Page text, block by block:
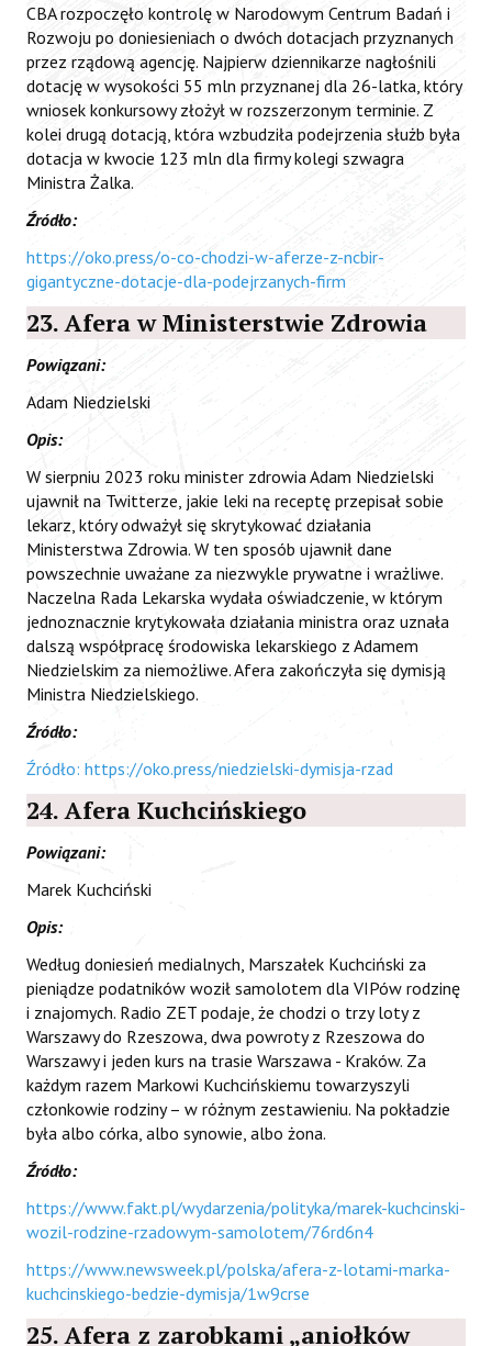
CBA rozpoczęło kontrolę w Narodowym Centrum Badań i
Rozwoju po doniesieniach o dwóch dotacjach przyznanych
przez rządową agencję. Najpierw dziennikarze nagłośnili
dotację w wysokości 55 mln przyznanej dla 26-latka, który
wniosek konkursowy złożył w rozszerzonym terminie. Z
kolei drugą dotacją, która wzbudziła podejrzenia służb była
dotacja w kwocie 123 mln dla firmy kolegi szwagra
Ministra Żalka.
Źródło:
https://oko.press/o-co-chodzi-w-aferze-z-ncbir-
gigantyczne-dotacje-dla-podejrzanych-firm
23. Afera w Ministerstwie Zdrowia
Powiązani:
Adam Niedzielski
Opis:
W sierpniu 2023 roku minister zdrowia Adam Niedzielski
ujawnił na Twitterze, jakie leki na receptę przepisał sobie
lekarz, który odważył się skrytykować działania
Ministerstwa Zdrowia. W ten sposób ujawnił dane
powszechnie uważane za niezwykle prywatne i wrażliwe.
Naczelna Rada Lekarska wydała oświadczenie, w którym
jednoznacznie krytykowała działania ministra oraz uznała
dalszą współpracę środowiska lekarskiego z Adamem
Niedzielskim za niemożliwe. Afera zakończyła się dymisją
Ministra Niedzielskiego.
Źródło:
Źródło: https://oko.press/niedzielski-dymisja-rzad
24. Afera Kuchcińskiego
Powiązani:
Marek Kuchciński
Opis:
Według doniesień medialnych, Marszałek Kuchciński za
pieniądze podatników woził samolotem dla VIPów rodzinę
i znajomych. Radio ZET podaje, że chodzi o trzy loty z
Warszawy do Rzeszowa, dwa powroty z Rzeszowa do
Warszawy i jeden kurs na trasie Warszawa - Kraków. Za
każdym razem Markowi Kuchcińskiemu towarzyszyli
członkowie rodziny – w różnym zestawieniu. Na pokładzie
była albo córka, albo synowie, albo żona.
Źródło:
https://www.fakt.pl/wydarzenia/polityka/marek-kuchcinski-
wozil-rodzine-rzadowym-samolotem/76rd6n4
https://www.newsweek.pl/polska/afera-z-lotami-marka-
kuchcinskiego-bedzie-dymisja/1w9crse
25. Afera z zarobkami „aniołków